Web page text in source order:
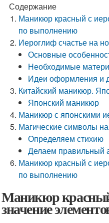
Содержание
Маникюр красный с
по выполнению
Иероглиф счастье на
Основные
Необходимые
Идеи оформления и
Китайский маникюр.
Японский маникюр
Маникюр с японскими
Магические символы
Определяем стихию
Делаем правильный
Маникюр красный с
по выполнению
Маникюр
значение